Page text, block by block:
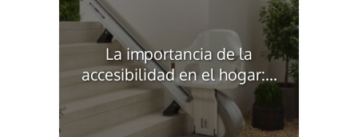
La importancia de la
accesibilidad en el hogar:...